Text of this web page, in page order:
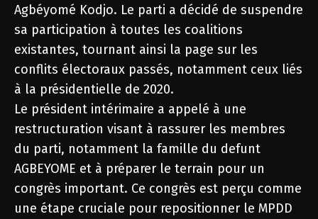
Agbéyomé Kodjo. Le parti a décidé de suspendre
sa participation à toutes les coalitions
existantes, tournant ainsi la page sur les
conflits électoraux passés, notamment ceux liés
à la présidentielle de 2020.
Le président intérimaire a appelé à une
restructuration visant à rassurer les membres
du parti, notamment la famille du defunt
AGBEYOME et à préparer le terrain pour un
congrès important. Ce congrès est perçu comme
une étape cruciale pour repositionner le MPDD